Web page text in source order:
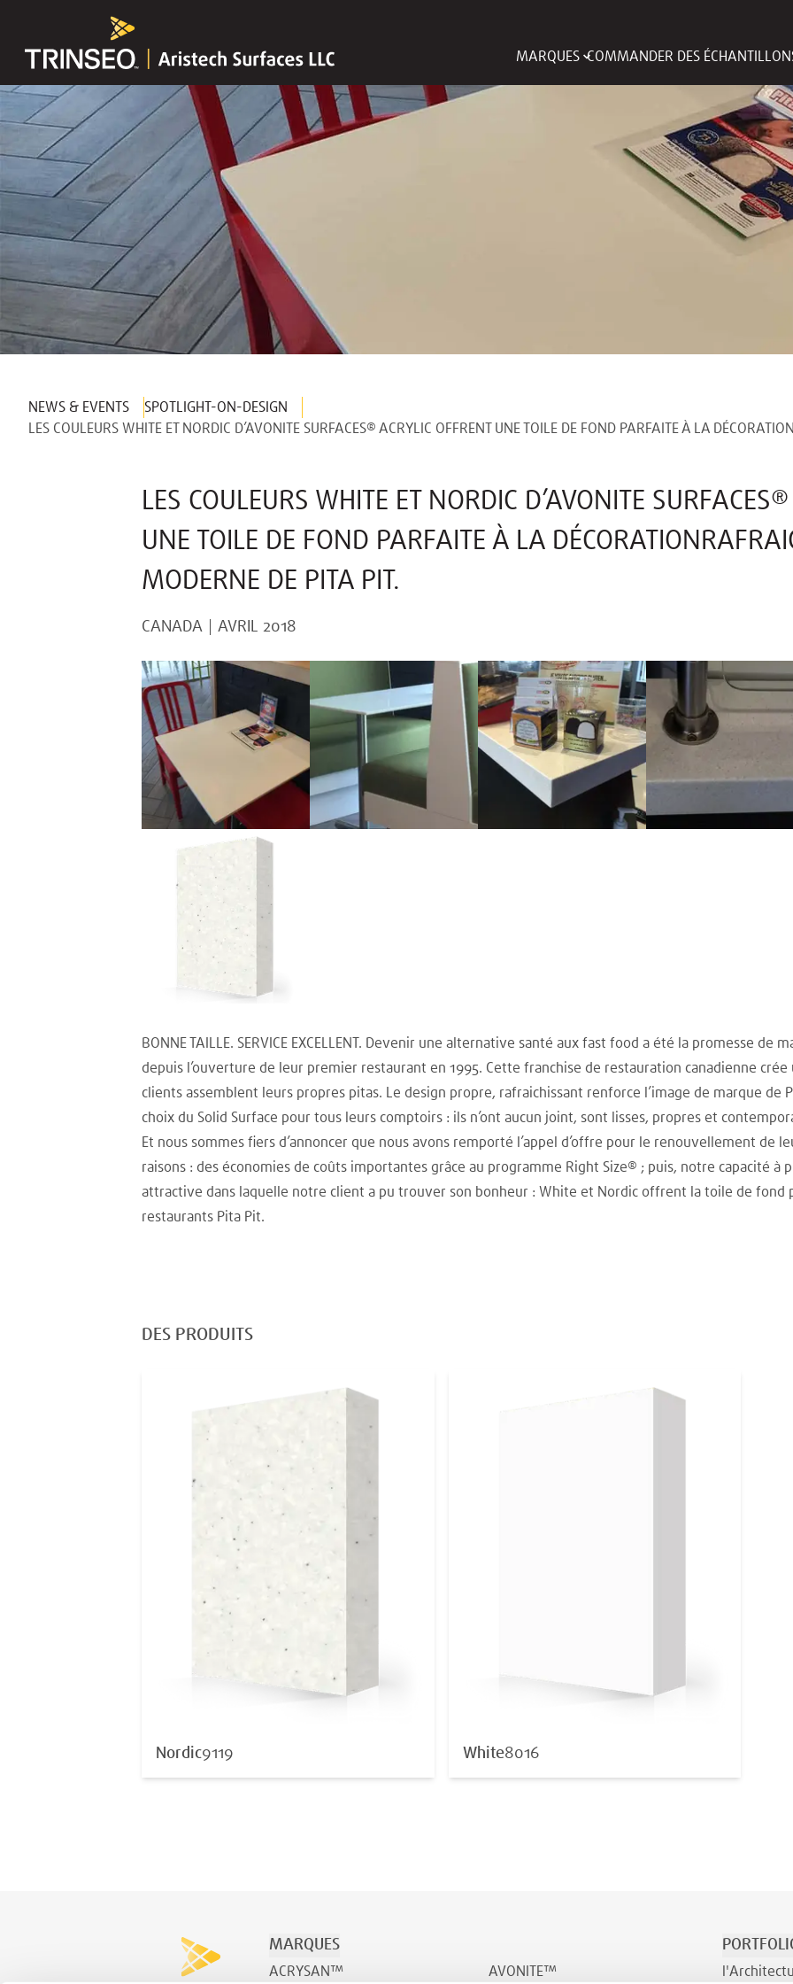
MARQUES COMMANDER DES
NEWS & EVENTS
SPOTLIGHT-ON-DESIGN
LES COULEURS WHITE ET NORDIC D’AVONITE SURFACES® ACRYLIC OFFRENT UNE TOILE DE FOND PARFAITE À LA
LES COULEURS WHITE ET NORDIC D’AVONITE SURFACES®
UNE TOILE DE FOND PARFAITE À LA
MODERNE DE PITA PIT.
CANADA AVRIL 2018
BONNE TAILLE. SERVICE EXCELLENT. Devenir une alternative santé aux fast food a été la promesse de
depuis l’ouverture de leur premier restaurant en 1995. Cette franchise de restauration canadienne
clients assemblent leurs propres pitas. Le design propre, rafraichissant renforce l’image de marque de
choix du Solid Surface pour tous leurs comptoirs : ils n’ont aucun joint, sont lisses, propres et
Et nous sommes fiers d’annoncer que nous avons remporté l’appel d’offre pour le renouvellement de
raisons : des économies de coûts importantes grâce au programme Right Size® ; puis, notre capacité à
attractive dans laquelle notre client a pu trouver son bonheur : White et Nordic offrent la toile de fond
restaurants Pita Pit.
DES PRODUITS
Nordic9119 White8016
MARQUES
ACRYSAN™ AVONITE™